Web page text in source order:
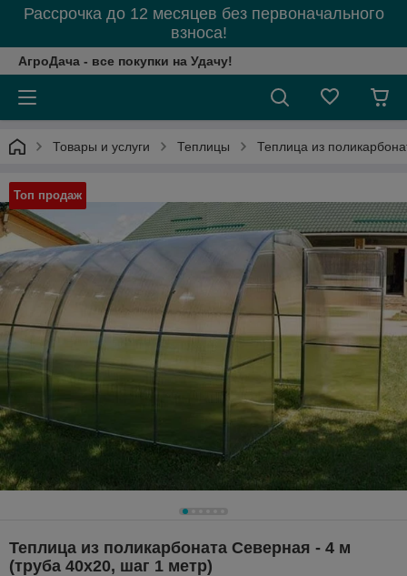
Рассрочка до 12 месяцев без первоначального
взноса!
АгроДача - все покупки на Удачу!
Товары и услуги Теплицы Теплица из
Топ продаж
Теплица из поликарбоната Северная - 4 м
(труба 40х20, шаг 1 метр)